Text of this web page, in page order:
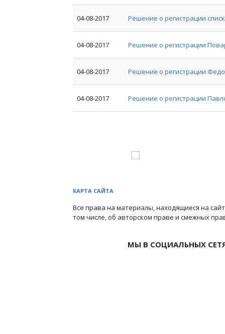
04-08-2017 Решение о регистрации
04-08-2017 Решение о регистрации
04-08-2017 Решение о регистрации
04-08-2017 Решение о регистрации
КАРТА САЙТА
Все права на материалы, находящиеся на
том числе, об авторском праве и смежных
МЫ В СОЦИАЛЬНЫХ